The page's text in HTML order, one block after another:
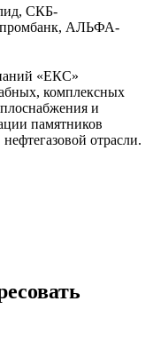
СКБ-
АЛЬФА-
«ЕКС»
комплексных
и
памятников
отрасли.